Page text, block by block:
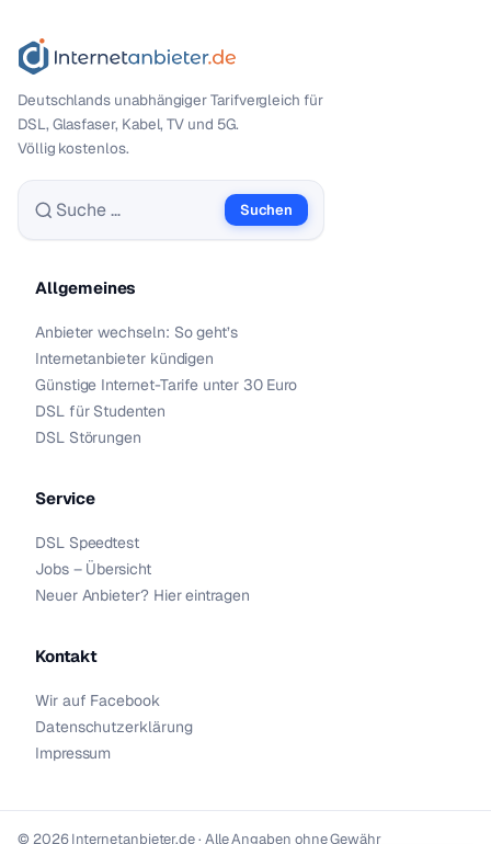
Deutschlands unabhängiger Tarif­vergleich für
DSL, Glasfaser, Kabel, TV und 5G.
Völlig kostenlos.
Suche nach:
Suchen
Allgemeines
Anbieter wechseln: So geht’s
Internetanbieter kündigen
Günstige Internet-Tarife unter 30 Euro
DSL für Studenten
DSL Störungen
Service
DSL Speedtest
Jobs – Übersicht
Neuer Anbieter? Hier eintragen
Kontakt
Wir auf Facebook
Datenschutzerklärung
Impressum
© 2026 Internetanbieter.de · Alle Angaben ohne Gewähr